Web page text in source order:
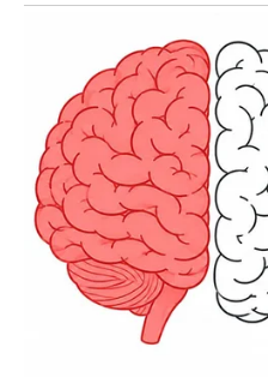
Ako ste zauzeti, pred vama
promijeniti odnos sa
Važno je da ovog puta ne
Recite ono što osjećate.
NE DONOSITE
LJUTNJI